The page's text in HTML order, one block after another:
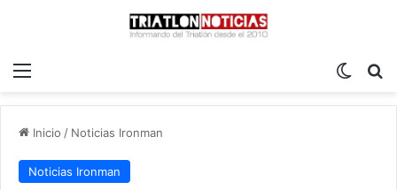
Inicio / Noticias Ironman
Noticias Ironman